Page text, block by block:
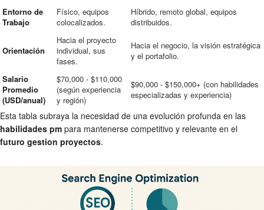
Entorno de
Trabajo
Físico, equipos
colocalizados.
Híbrido, remoto global, equipos
distribuidos.
Orientación
Hacia el proyecto
individual, sus
fases.
Hacia el negocio, la visión estratégica
y el portafolio.
Salario
Promedio
(USD/anual)
$70,000 - $110,000
(según experiencia
y región)
$90,000 - $150,000+ (con habilidades
especializadas y experiencia)
Esta tabla subraya la necesidad de una evolución profunda en las
habilidades pm para mantenerse competitivo y relevante en el
futuro gestion proyectos.